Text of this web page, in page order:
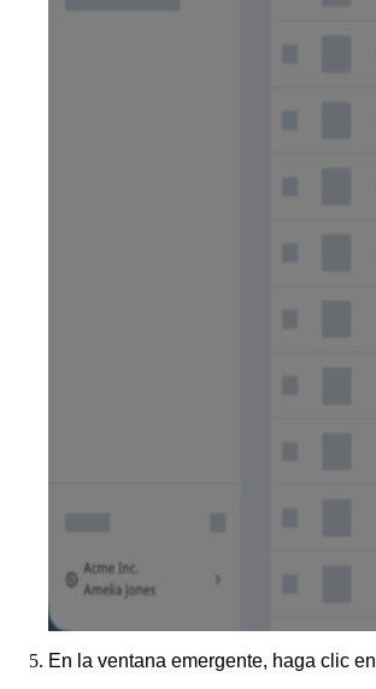
En la ventana emergente, haga clic en